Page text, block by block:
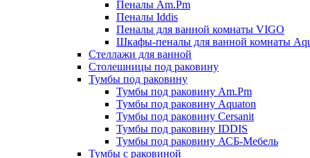
Пеналы Am.Pm
Пеналы Iddis
Пеналы для ванной комнаты VIGO
Шкафы-пеналы для ванной комнаты
Стеллажи для ванной
Столешницы под раковину
Тумбы под раковину
Тумбы под раковину Am.Pm
Тумбы под раковину Aquaton
Тумбы под раковину Cersanit
Тумбы под раковину IDDIS
Тумбы под раковину АСБ-Мебель
Тумбы с раковиной